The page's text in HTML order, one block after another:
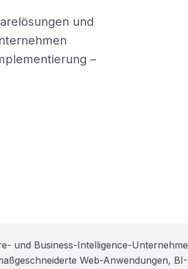
und
–
und Business-Intelligence-
Web-Anwendungen,